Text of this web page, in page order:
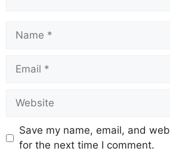
Save my name, email, and
for the next time I comment.